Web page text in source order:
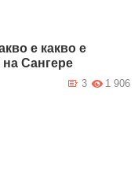
е какво е
Сангере
1 906
3